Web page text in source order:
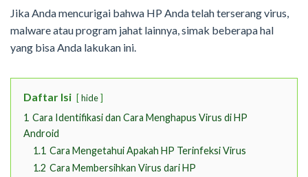
Jika Anda mencurigai bahwa HP Anda telah terserang virus,
malware atau program jahat lainnya, simak beberapa hal
yang bisa Anda lakukan ini.
Daftar Isi hide
1 Cara Identifikasi dan Cara Menghapus Virus di HP
Android
1.1 Cara Mengetahui Apakah HP Terinfeksi Virus
1.2 Cara Membersihkan Virus dari HP